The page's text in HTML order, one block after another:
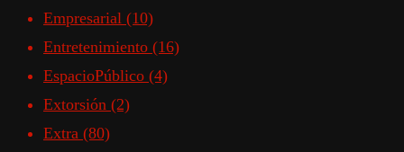
Empresarial (10)
Entretenimiento (16)
EspacioPúblico (4)
Extorsión (2)
Extra (80)